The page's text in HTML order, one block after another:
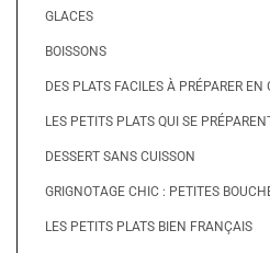
GLACES
BOISSONS
DES PLATS FACILES À PRÉPARER
LES PETITS PLATS QUI SE
DESSERT SANS CUISSON
GRIGNOTAGE CHIC : PETITES
LES PETITS PLATS BIEN FRANÇAIS